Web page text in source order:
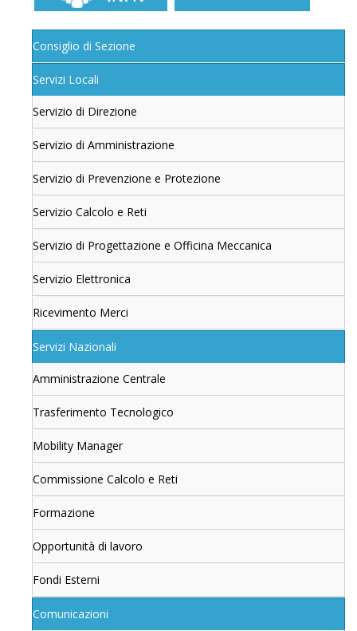
Consiglio di Sezione
Servizi Locali
Servizio di Direzione
Servizio di Amministrazione
Servizio di Prevenzione e Protezione
Servizio Calcolo e Reti
Servizio di Progettazione e Officina Meccanica
Servizio Elettronica
Ricevimento Merci
Servizi Nazionali
Amministrazione Centrale
Trasferimento Tecnologico
Mobility Manager
Commissione Calcolo e Reti
Formazione
Opportunità di lavoro
Fondi Esterni
Comunicazioni